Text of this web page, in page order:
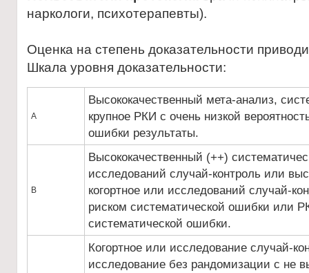
наркологи, психотерапевты).
Оценка на степень доказательности
Шкала уровня доказательности:
А
Высококачественный мета-анализ,
крупное РКИ с очень низкой
ошибки результаты.
В
Высококачественный (++)
исследований случай-контроль или
когортное или исследований случай-
риском систематической ошибки или
систематической ошибки.
Когортное или исследование случай-
исследование без рандомизации с не